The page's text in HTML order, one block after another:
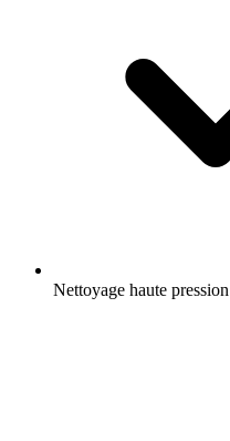
Nettoyage haute pression